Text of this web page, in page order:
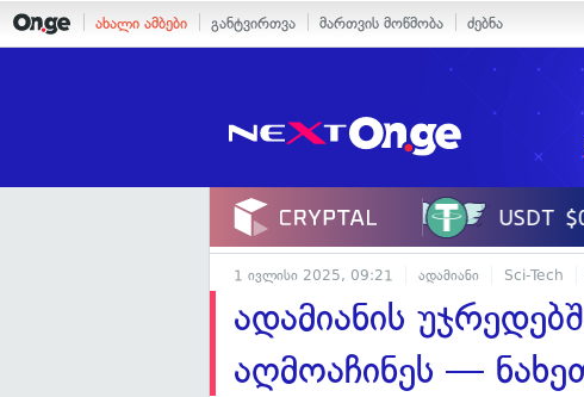
ახალი ამბები განტვირთვა მართვის მოწმობა ძებნა
1 ივლისი 2025, 09:21 ადამიანი Sci-Tech
ადამიანის
აღმოაჩინეს —